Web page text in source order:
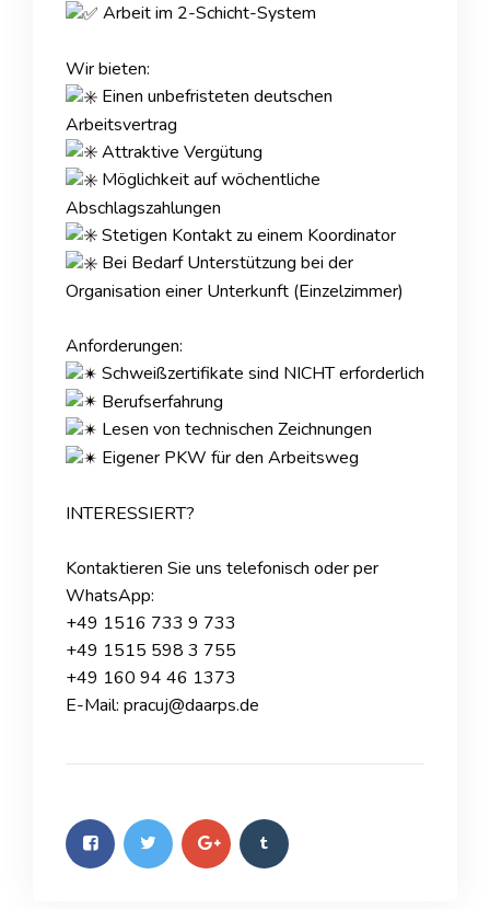
Arbeit im 2-Schicht-System
Wir bieten:
Einen unbefristeten deutschen
Arbeitsvertrag
Attraktive Vergütung
Möglichkeit auf wöchentliche
Abschlagszahlungen
Stetigen Kontakt zu einem Koordinator
Bei Bedarf Unterstützung bei der
Organisation einer Unterkunft (Einzelzimmer)
Anforderungen:
Schweißzertifikate sind NICHT erforderlich
Berufserfahrung
Lesen von technischen Zeichnungen
Eigener PKW für den Arbeitsweg
INTERESSIERT?
Kontaktieren Sie uns telefonisch oder per
WhatsApp:
+49 1516 733 9 733
+49 1515 598 3 755
+49 160 94 46 1373
E-Mail: pracuj@daarps.de